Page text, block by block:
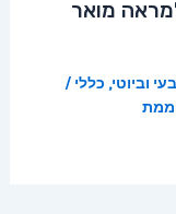
מואר
וביוטי, כללי /